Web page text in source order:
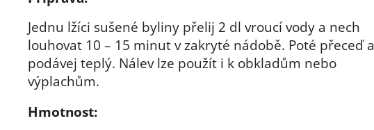
Jednu lžíci sušené byliny přelij 2 dl vroucí vody a nech
louhovat 10 – 15 minut v zakryté nádobě. Poté přeceď a
podávej teplý. Nálev lze použít i k obkladům nebo
výplachům.
Hmotnost: